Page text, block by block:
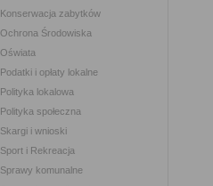
Konserwacja zabytków
Ochrona Środowiska
Oświata
Podatki i opłaty lokalne
Polityka lokalowa
Polityka społeczna
Skargi i wnioski
Sport i Rekreacja
Sprawy komunalne